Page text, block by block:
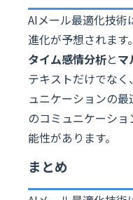
AIメール最適化技術
進化が予想されます
タイム感情分析とマ
テキストだけでな
ュニケーションの
のコミュニケーシ
能性があります。
まとめ